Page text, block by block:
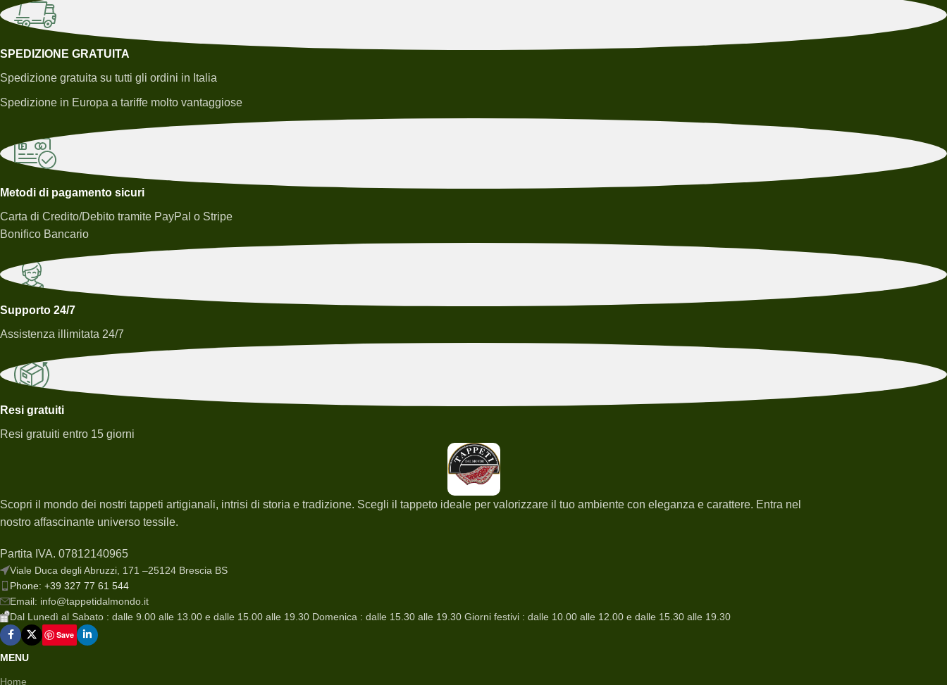
SPEDIZIONE GRATUITA
Spedizione gratuita su tutti gli ordini in Italia
Spedizione in Europa a tariffe molto vantaggiose
Metodi di pagamento sicuri
Carta di Credito/Debito tramite PayPal o Stripe
Bonifico Bancario
Supporto 24/7
Assistenza illimitata 24/7
Resi gratuiti
Resi gratuiti entro 15 giorni
Scopri il mondo dei nostri tappeti artigianali, intrisi di storia e tradizione. Scegli il tappeto ideale per valorizzare il tuo ambiente con eleganza e carattere. Entra nel
nostro affascinante universo tessile.
Partita IVA. 07812140965
Viale Duca degli Abruzzi, 171 –25124 Brescia BS
Phone: +39 327 77 61 544
Email: info@tappetidalmondo.it
Dal Lunedì al Sabato : dalle 9.00 alle 13.00 e dalle 15.00 alle 19.30 Domenica : dalle 15.30 alle 19.30 Giorni festivi : dalle 10.00 alle 12.00 e dalle 15.30 alle 19.30
Save
MENU
Home